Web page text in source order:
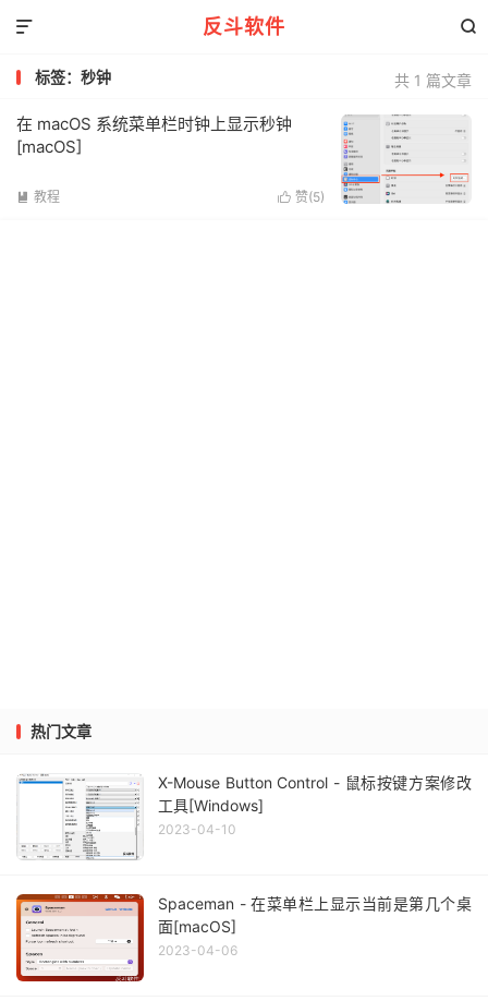
反斗软件 

共 1 篇文章
标签：秒钟
在 macOS 系统菜单栏时钟上显示秒钟
[macOS]
 赞(5)
 教程
热门文章
X-Mouse Button Control - 鼠标按键方案修改
工具[Windows]
2023-04-10
Spaceman - 在菜单栏上显示当前是第几个桌
面[macOS]
2023-04-06